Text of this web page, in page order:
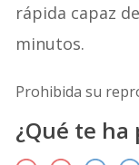
rápida capaz
minutos.
Prohibida su
¿Qué te